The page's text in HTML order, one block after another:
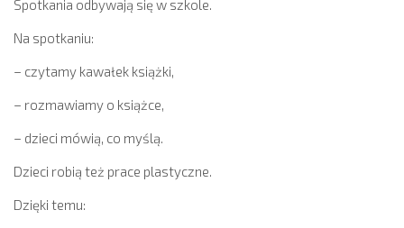
Spotkania odbywają się w szkole.
Na spotkaniu:
– czytamy kawałek książki,
– rozmawiamy o książce,
– dzieci mówią, co myślą.
Dzieci robią też prace plastyczne.
Dzięki temu: